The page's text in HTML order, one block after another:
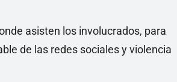
asisten los involucrados, para
de las redes sociales y violencia